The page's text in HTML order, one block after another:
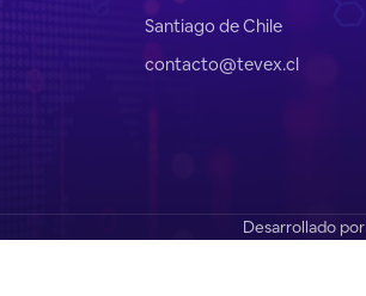
Santiago de Chile
contacto@tevex.cl
Desarrollado por